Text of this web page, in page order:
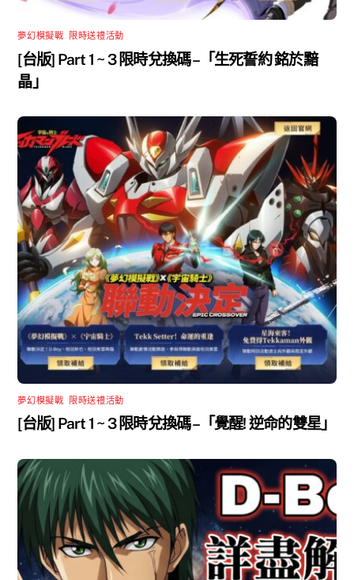
夢幻模擬戰 限時送禮活動
[台版] Part 1 ~ 3 限時兌換碼 –「生死誓約 銘於黯
晶」
夢幻模擬戰 限時送禮活動
[台版] Part 1 ~ 3 限時兌換碼 –「覺醒! 逆命的雙星」